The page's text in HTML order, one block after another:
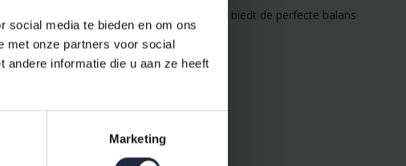
social media te bieden en om ons
met onze partners voor social
andere informatie die u aan ze heeft
Marketing
De hoogwaardige synthetische vulling biedt de perfecte balans